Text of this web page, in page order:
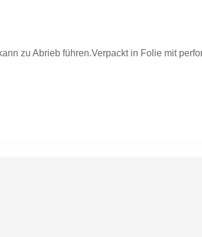
zu Abrieb führen.Verpackt in Folie mit